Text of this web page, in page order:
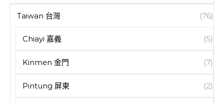
Taiwan 台灣 (76)
Chiayi 嘉義 (5)
Kinmen 金門 (7)
Pintung 屏東 (2)